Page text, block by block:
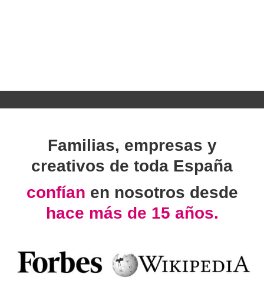
Familias, empresas y
creativos de toda España
confían en nosotros desde
hace más de 15 años.